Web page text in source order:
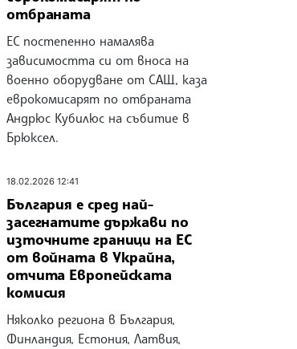
отбраната
ЕС постепенно намалява
зависимостта си от вноса на
военно оборудване от САЩ, каза
еврокомисарят по отбраната
Андрюс Кубилюс на събитие в
Брюксел.
18.02.2026 12:41
България е сред най-
засегнатите държави по
източните граници на ЕС
от войната в Украйна,
отчита Европейската
комисия
Няколко региона в България,
Финландия, Естония, Латвия,